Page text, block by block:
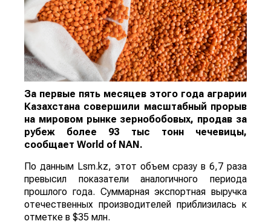
За первые пять месяцев этого года аграрии
Казахстана совершили масштабный прорыв
на мировом рынке зернобобовых, продав за
рубеж более 93 тыс тонн чечевицы,
сообщает World of NAN .
По данным Lsm.kz, этот объем сразу в 6,7 раза
превысил показатели аналогичного периода
прошлого года. Суммарная экспортная выручка
отечественных производителей приблизилась к
отметке в $35 млн.